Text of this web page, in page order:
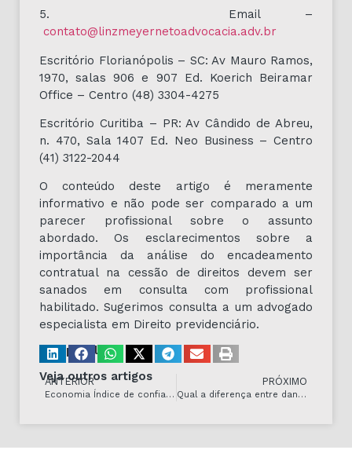
5. Email –
contato@linzmeyernetoadvocacia.adv.br
Escritório Florianópolis – SC: Av Mauro Ramos,
1970, salas 906 e 907 Ed. Koerich Beiramar
Office – Centro (48) 3304-4275
Escritório Curitiba – PR: Av Cândido de Abreu,
n. 470, Sala 1407 Ed. Neo Business – Centro
(41) 3122-2044
O conteúdo deste artigo é meramente
informativo e não pode ser comparado a um
parecer profissional sobre o assunto
abordado. Os esclarecimentos sobre a
importância da análise do encadeamento
contratual na cessão de direitos devem ser
sanados em consulta com profissional
habilitado. Sugerimos consulta a um advogado
especialista em Direito previdenciário.
Compartilhe
Veja outros artigos
ANTERIOR
Economia Índice de confiança do empresário industrial avança 1,4 ponto em abril
PRÓXIMO
Qual a diferença entre dano moral e dano material?